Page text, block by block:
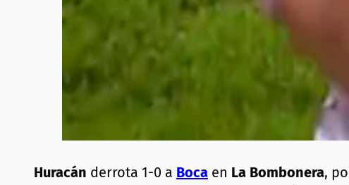
Huracán derrota 1-0 a Boca en La Bombonera,